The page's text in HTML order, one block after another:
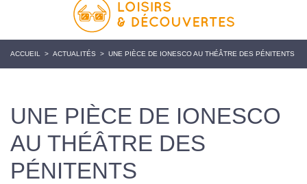
ACCUEIL > ACTUALITÉS > UNE PIÈCE DE IONESCO AU THÉÂTRE DES PÉNITENTS
UNE PIÈCE DE IONESCO
AU THÉÂTRE DES
PÉNITENTS